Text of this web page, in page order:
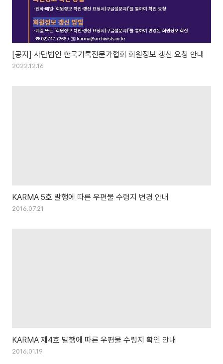
[공지] 사단법인 한국기록전문가협회 회원정보 갱신 요청 안내
2022.12.16
KARMA 5호 발행에 따른 우편물 수령지 변경 안내
2016.07.21
KARMA 제4호 발행에 따른 우편물 수령지 확인 안내
2016.01.19